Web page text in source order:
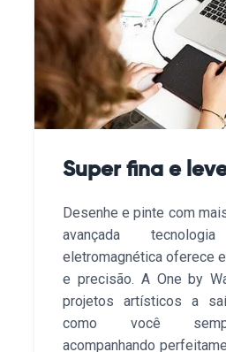
Super fina e
Desenhe e pinte com
avançada
eletromagnética oferece
e precisão. A One by
projetos artísticos a
como você
acompanhando